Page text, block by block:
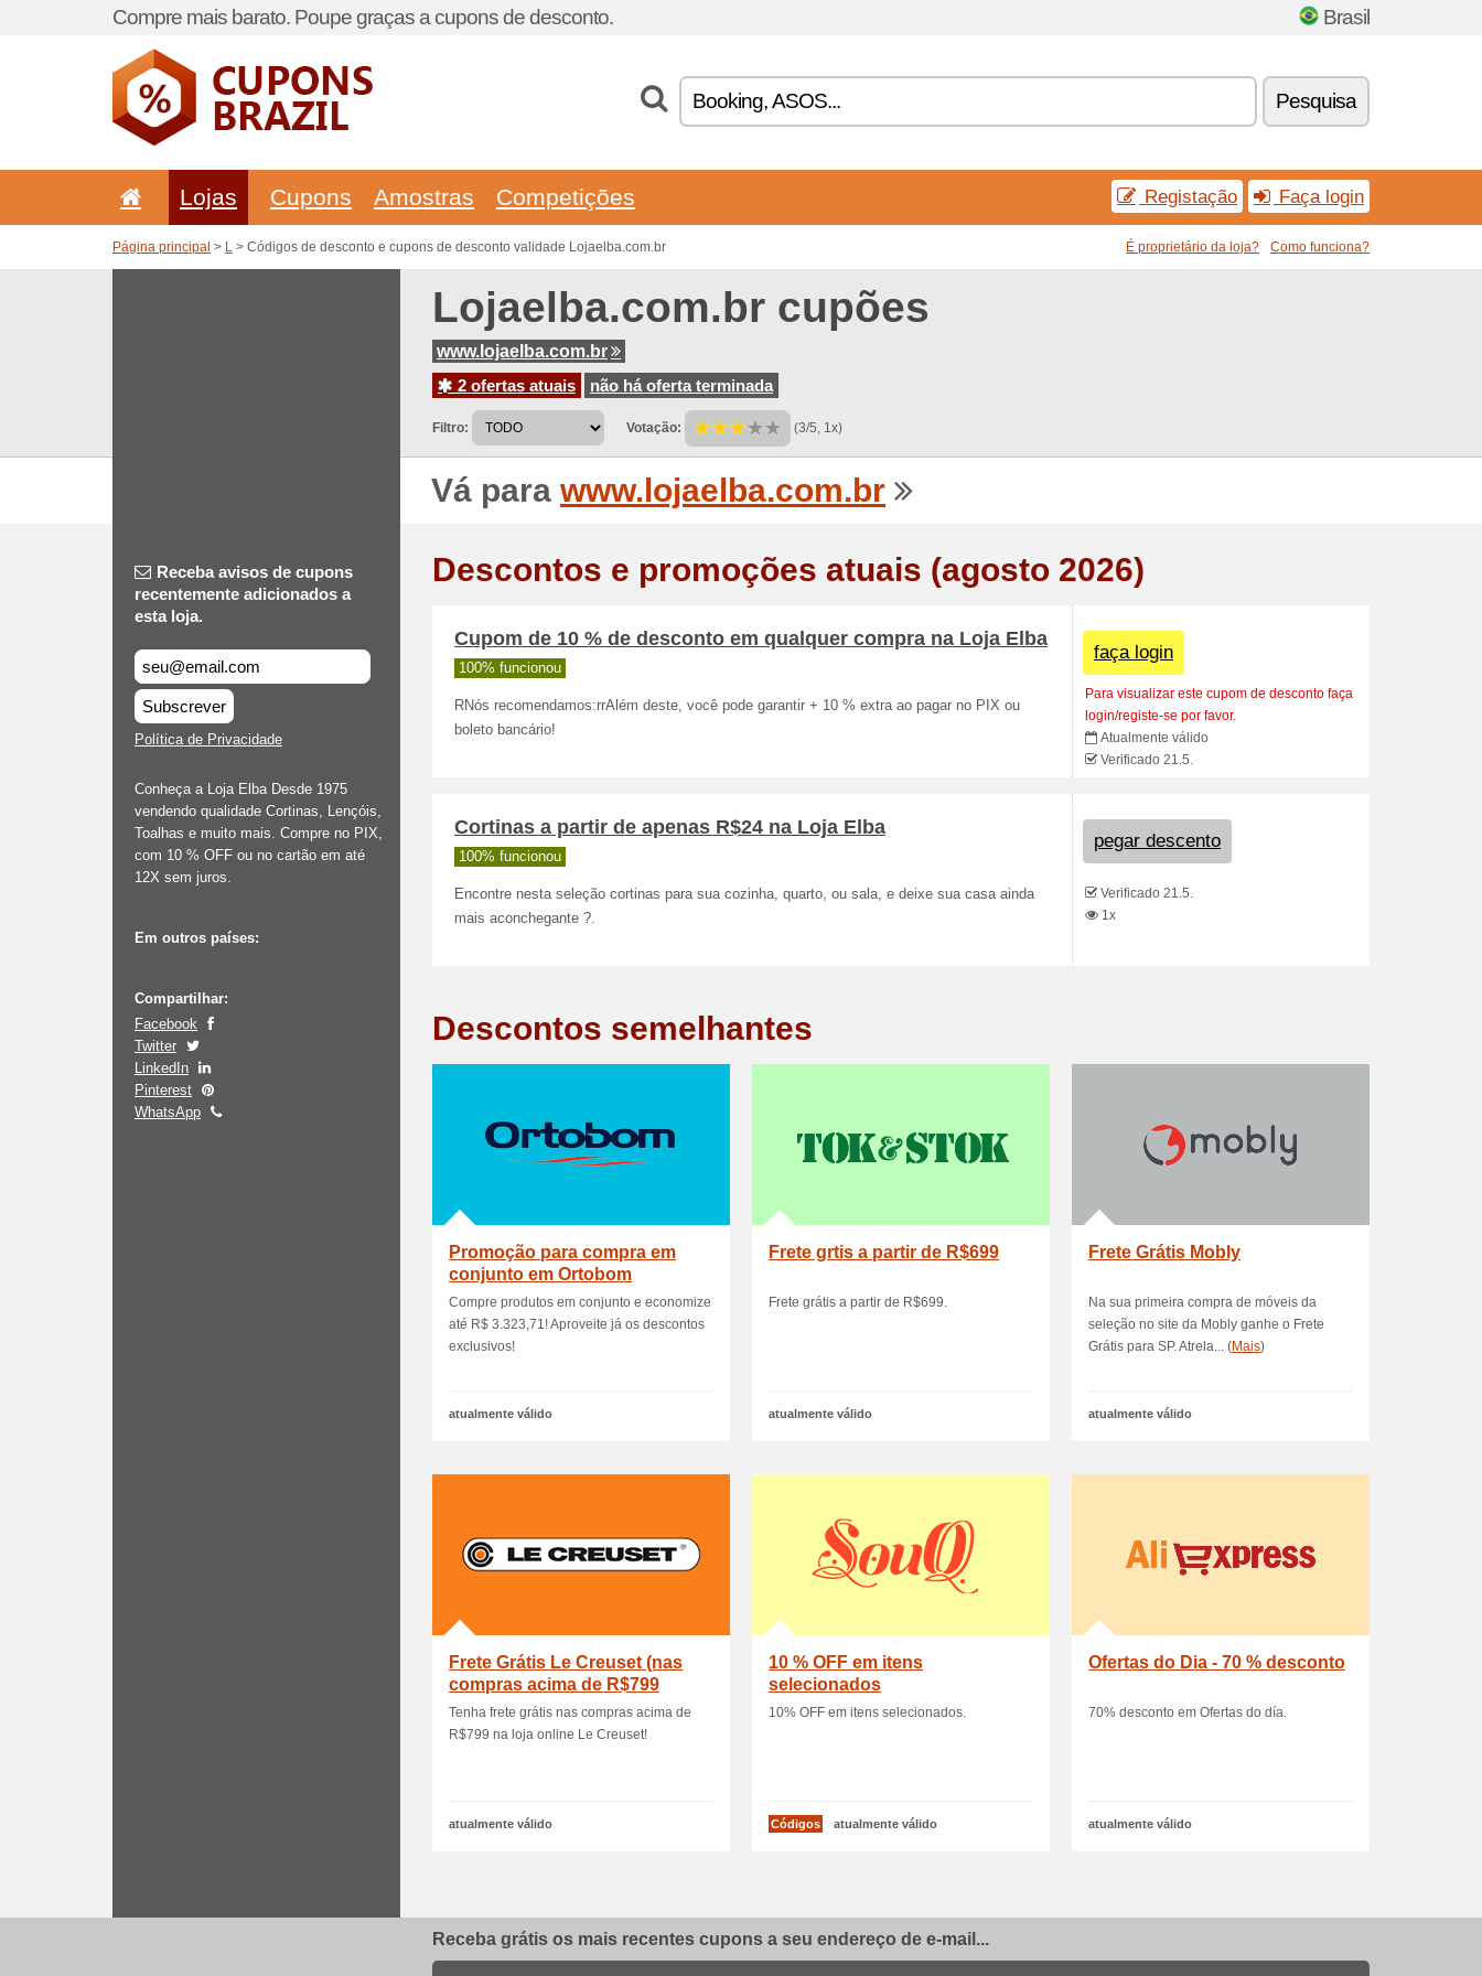
Compre mais barato. Poupe graças a cupons de desconto. Brasil
Pesquisa
Lojas Cupons Amostras Competições Registação Faça login
Página principal > L > Códigos de desconto e cupons de desconto validade Lojaelba.com.br É proprietário da loja? Como funciona?
Lojaelba.com.br cupões
www.lojaelba.com.br
2 ofertas atuais
não há oferta terminada
Filtro: Votação: (3/5, 1x)
Vá para www.lojaelba.com.br
Receba avisos de cupons
recentemente adicionados a
esta loja.
Subscrever
Política de Privacidade
Conheça a Loja Elba Desde 1975
vendendo qualidade Cortinas, Lençóis,
Toalhas e muito mais. Compre no PIX,
com 10 % OFF ou no cartão em até
12X sem juros.
Em outros países:
Compartilhar:
Facebook
Twitter
LinkedIn
Pinterest
WhatsApp
Descontos e promoções atuais (agosto 2026)
Cupom de 10 % de desconto em qualquer compra na Loja Elba
100% funcionou
RNós recomendamos:rrAlém deste, você pode garantir + 10 % extra ao pagar no PIX ou
boleto bancário!
faça login
Para visualizar este cupom de desconto faça
login/registe-se por favor.
Atualmente válido
Verificado 21.5.
Cortinas a partir de apenas R$24 na Loja Elba
100% funcionou
Encontre nesta seleção cortinas para sua cozinha, quarto, ou sala, e deixe sua casa ainda
mais aconchegante ?️.
pegar descento
Verificado 21.5.
1x
Descontos semelhantes
Promoção para compra em
conjunto em Ortobom
Compre produtos em conjunto e economize
até R$ 3.323,71! Aproveite já os descontos
exclusivos!
atualmente válido
Frete grtis a partir de R$699
Frete grátis a partir de R$699.
atualmente válido
Frete Grátis Mobly
Na sua primeira compra de móveis da
seleção no site da Mobly ganhe o Frete
Grátis para SP. Atrela... (Mais)
atualmente válido
Frete Grátis Le Creuset (nas
compras acima de R$799
Tenha frete grátis nas compras acima de
R$799 na loja online Le Creuset!
atualmente válido
10 % OFF em itens
selecionados
10% OFF em itens selecionados.
Códigos atualmente válido
Ofertas do Dia - 70 % desconto
70% desconto em Ofertas do día.
atualmente válido
Receba grátis os mais recentes cupons a seu endereço de e-mail...